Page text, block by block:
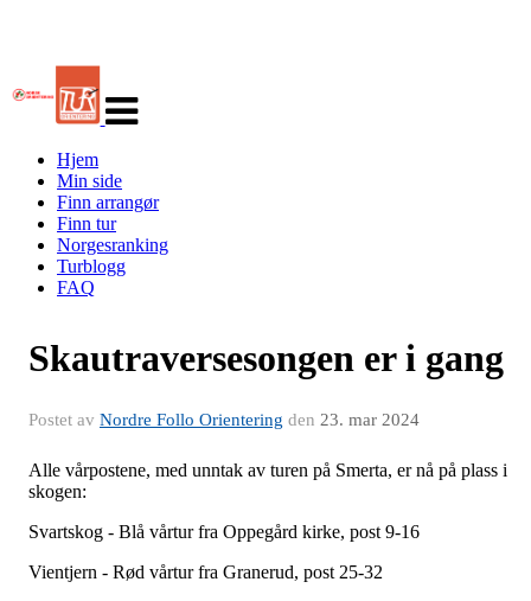
navigasjon
Hjem
Min side
Finn arrangør
Finn tur
Norgesranking
Turblogg
FAQ
Skautraversesongen er i gang
Postet av Nordre Follo Orientering den 23. mar 2024
Alle vårpostene, med unntak av turen på Smerta, er nå på plass i
skogen:
Svartskog - Blå vårtur fra Oppegård kirke, post 9-16
Vientjern - Rød vårtur fra Granerud, post 25-32